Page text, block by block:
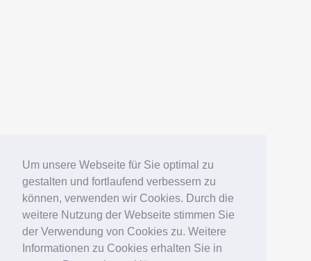
Um unsere Webseite für Sie optimal zu
gestalten und fortlaufend verbessern zu
können, verwenden wir Cookies. Durch die
weitere Nutzung der Webseite stimmen Sie
der Verwendung von Cookies zu. Weitere
Informationen zu Cookies erhalten Sie in